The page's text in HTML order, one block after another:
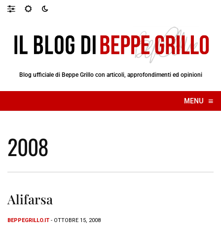
Blog ufficiale di Beppe Grillo con articoli, approfondimenti ed opinioni
MENU ≡
☰
2008
Alifarsa
BEPPEGRILLO.IT - OTTOBRE 15, 2008